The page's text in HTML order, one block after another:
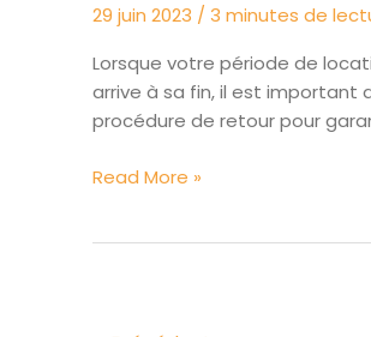
29 juin 2023 / 3 minutes de
Lorsque votre période de
arrive à sa fin, il est important
procédure de retour pour
Procédure
Read More »